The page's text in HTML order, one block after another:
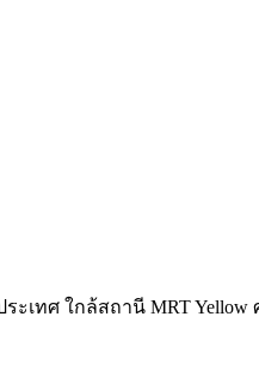
ระเทศ ใกล้สถานี MRT